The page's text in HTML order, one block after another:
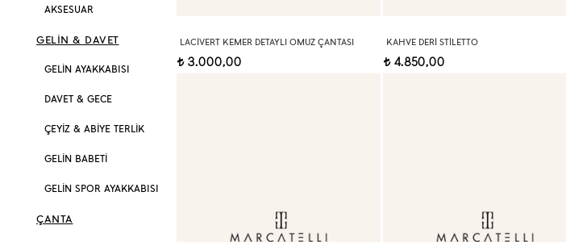
AKSESUAR
GELİN & DAVET
GELİN AYAKKABISI
DAVET & GECE
ÇEYİZ & ABİYE TERLİK
GELİN BABETİ
GELİN SPOR AYAKKABISI
ÇANTA
LACIVERT KEMER DETAYLI OMUZ ÇANTASI
t3.000,00
KAHVE DERI STILETTO
t4.850,00